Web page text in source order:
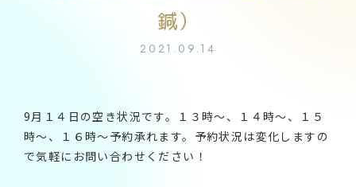
鍼）
2021.09.14
9月１４日の空き状況です。１３時～、１４時～、１５
時～、１６時～予約承れます。予約状況は変化しますの
で気軽にお問い合わせください！